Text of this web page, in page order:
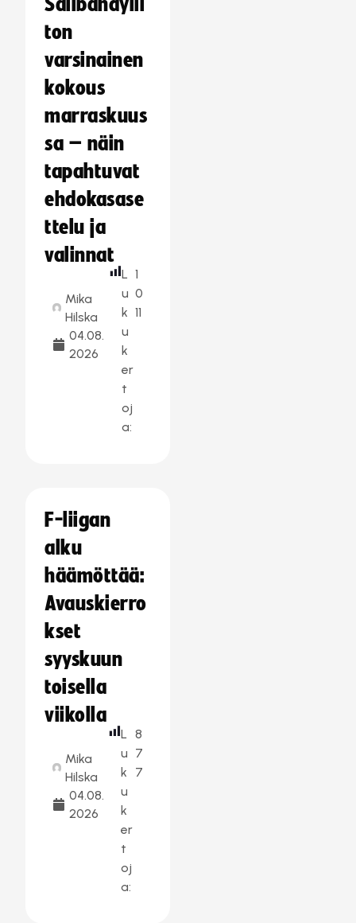
Salibandylii
ton
varsinainen
kokous
marraskuus
sa – näin
tapahtuvat
ehdokasase
ttelu ja
valinnat
Mika
Hilska
04.08.
2026
L
u
k
u
k
er
t
oj
a:
1
0
11
F-liigan
alku
häämöttää:
Avauskierro
kset
syyskuun
toisella
viikolla
Mika
Hilska
04.08.
2026
L
u
k
u
k
er
t
oj
a:
8
7
7